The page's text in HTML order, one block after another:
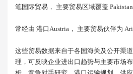
笔国际贸易， 主要贸易区域覆盖 Pakistan
常经由 港口austria， 主要贸易伙伴为
这些贸易数据来自于各国海关及公开渠
理，可反映企业进出口趋势与主要市场